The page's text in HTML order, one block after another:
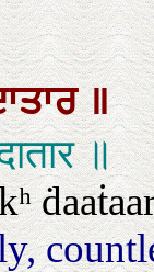
॥
॥